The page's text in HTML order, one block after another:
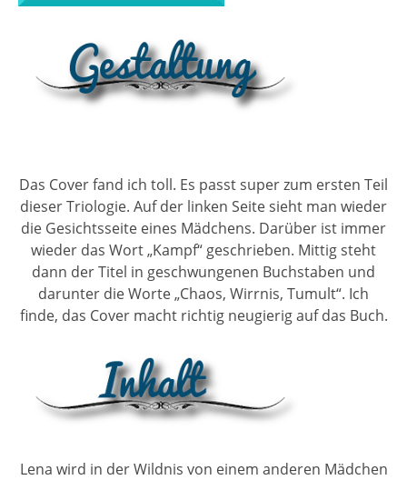
Das Cover fand ich toll. Es passt super zum ersten Teil
dieser Triologie. Auf der linken Seite sieht man wieder
die Gesichtsseite eines Mädchens. Darüber ist immer
wieder das Wort „Kampf“ geschrieben. Mittig steht
dann der Titel in geschwungenen Buchstaben und
darunter die Worte „Chaos, Wirrnis, Tumult“. Ich
finde, das Cover macht richtig neugierig auf das Buch.
Lena wird in der Wildnis von einem anderen Mädchen